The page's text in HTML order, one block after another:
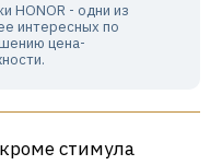
HONOR - одни из
интересных по
цена-
стимула